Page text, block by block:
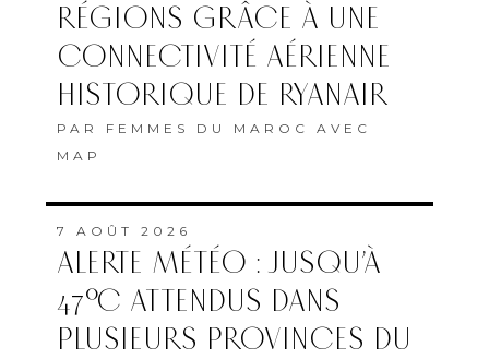
RÉGIONS GRÂCE À UNE
CONNECTIVITÉ AÉRIENNE
HISTORIQUE DE RYANAIR
PAR FEMMES DU MAROC AVEC
MAP
7 AOÛT 2026
ALERTE MÉTÉO : JUSQU’À
47°C ATTENDUS DANS
PLUSIEURS PROVINCES DU